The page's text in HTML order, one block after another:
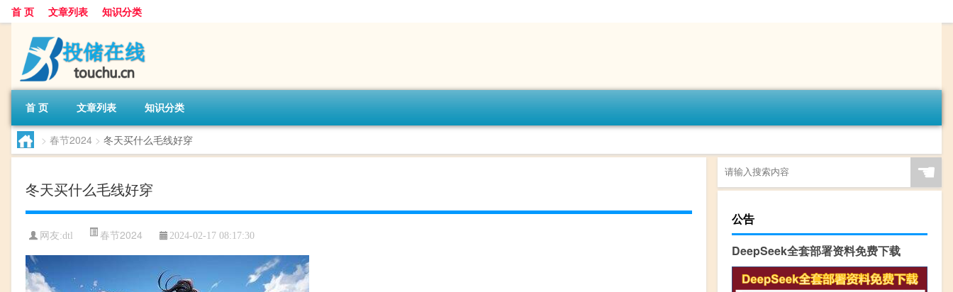
首 页 文章列表 知识分类
首 页 文章列表 知识分类
> 春节2024 > 冬天买什么毛线好穿
冬天买什么毛线好穿
网友:dtl 春节2024 2024-02-17 08:17:30
☚
公告
DeepSeek全套部署资料免费下载